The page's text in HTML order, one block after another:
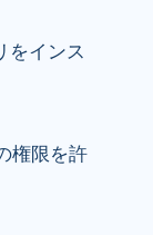
をインス
権限を許